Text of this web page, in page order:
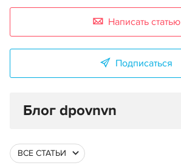
Написать статью
Подписаться
Блог dpovnvn
ВСЕ СТАТЬИ